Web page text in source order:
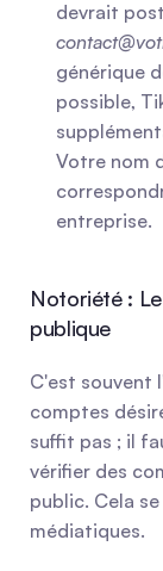
générique
possible,
Votre nom
entreprise.
Notoriété :
publique
C'est souvent
comptes
suffit pas ; il
vérifier des
public. Cela
médiatiques.